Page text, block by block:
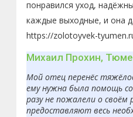
понравился уход,
каждые выходные, и она
https://zolotoyvek-
Михаил Прохин,
Мой отец перенёс
ему нужна была помощь
разу не пожалели о
предоставляют весь